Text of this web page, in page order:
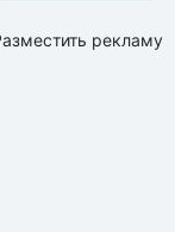
рекламу